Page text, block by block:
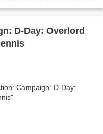
D-Day: Overlord